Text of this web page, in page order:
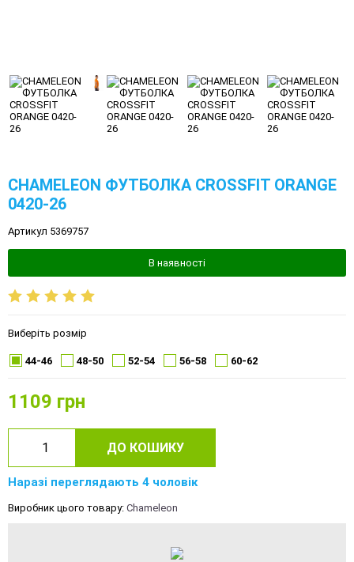
CHAMELEON ФУТБОЛКА CROSSFIT ORANGE
0420-26
Артикул 5369757
В наявності
Виберіть розмір
44-46 48-50 52-54 56-58 60-62
1109 грн
ДО КОШИКУ
Наразі переглядають 4 чоловік
Виробник цього товару: Chameleon